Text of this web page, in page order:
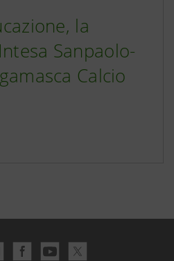
la
Sanpaolo-
Calcio